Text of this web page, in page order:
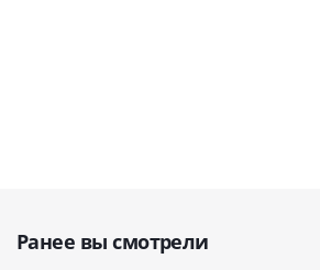
Ранее вы смотрели